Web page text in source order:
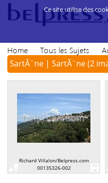
Home Tous les Sujets
SartÃ¨ne | SartÃ¨ne(2
Richard Villalon/Belpress.com
00135326-002
Ce site utilise des